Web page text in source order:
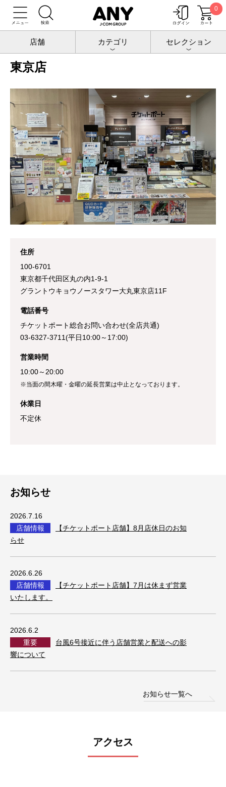
0
店舗 カテゴリ セレクション
トップ 店舗情報 東京店
東京店
住所
100-6701
東京都千代田区丸の内1-9-1
グラントウキョウノースタワー大丸東京店11F
電話番号
チケットポート総合お問い合わせ(全店共通)
03-6327-3711(平日10:00～17:00)
営業時間
10:00～20:00
※当面の間木曜・金曜の延長営業は中止となっております。
休業日
不定休
お知らせ
2026.7.16
店舗情報
【チケットポート店舗】8月店休日のお知
らせ
2026.6.26
店舗情報
【チケットポート店舗】7月は休まず営業
いたします。
2026.6.2
重要
台風6号接近に伴う店舗営業と配送への影
響について
お知らせ一覧へ
アクセス